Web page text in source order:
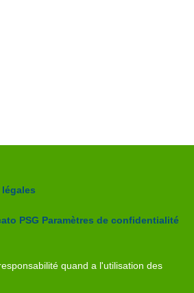
PSG Paramètres de confidentialité
quand a l'utilisation des